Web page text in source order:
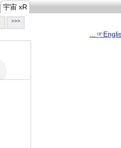
宇宙 xR
>>>